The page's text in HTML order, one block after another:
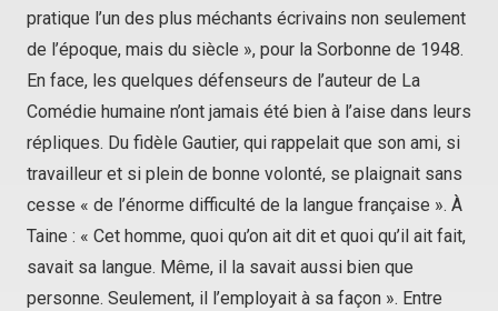
pratique l’un des plus méchants écrivains non seulement
de l’époque, mais du siècle », pour la Sorbonne de 1948.
En face, les quelques défenseurs de l’auteur de La
Comédie humaine n’ont jamais été bien à l’aise dans leurs
répliques. Du fidèle Gautier, qui rappelait que son ami, si
travailleur et si plein de bonne volonté, se plaignait sans
cesse « de l’énorme difficulté de la langue française ». À
Taine : « Cet homme, quoi qu’on ait dit et quoi qu’il ait fait,
savait sa langue. Même, il la savait aussi bien que
personne. Seulement, il l’employait à sa façon ». Entre